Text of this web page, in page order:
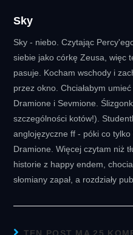
Sky
Sky - niebo. Czytając
siebie jako córkę Zeusa, więc
pasuje. Kocham wschody i
przez okno. Chciałabym
Dramione i Sevmione.
szczególności kotów!).
anglojęzyczne ff - póki co
Dramione. Więcej czytam niż
historie z happy endem,
słomiany zapał, a rozdziały